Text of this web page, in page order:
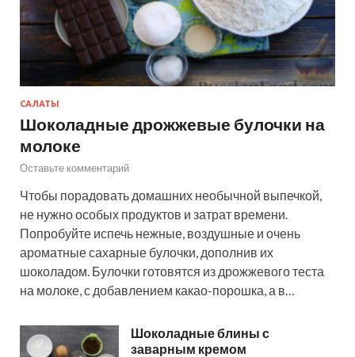
САЛАТЫ
Шоколадные дрожжевые булочки на
молоке
Оставьте комментарий
Чтобы порадовать домашних необычной выпечкой,
не нужно особых продуктов и затрат времени.
Попробуйте испечь нежные, воздушные и очень
ароматные сахарные булочки, дополнив их
шоколадом. Булочки готовятся из дрожжевого теста
на молоке, с добавлением какао-порошка, а в…
Шоколадные блины с
заварным кремом